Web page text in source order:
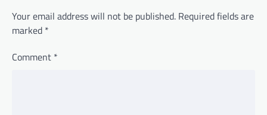
Your email address will not be published. Required fields are
marked *
Comment *